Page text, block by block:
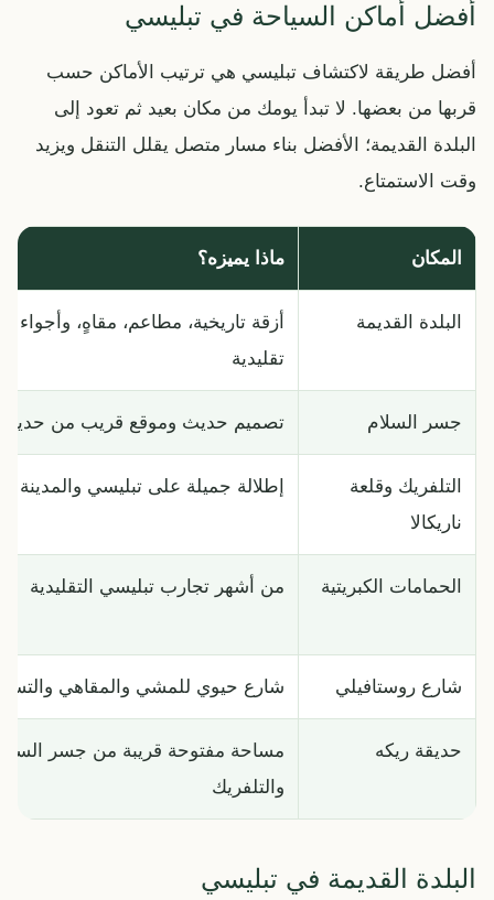
أفضل أماكن السياحة في تبليسي
أفضل طريقة لاكتشاف تبليسي هي ترتيب الأماكن حسب
قربها من بعضها. لا تبدأ يومك من مكان بعيد ثم تعود إلى
البلدة القديمة؛ الأفضل بناء مسار متصل يقلل التنقل ويزيد
وقت الاستمتاع.
المكان ماذا يميزه؟
البلدة القديمة
أزقة تاريخية، مطاعم، مقاهٍ، وأجواء
تقليدية
جسر السلام تصميم حديث وموقع قريب من
التلفريك وقلعة
ناريكالا
إطلالة جميلة على تبليسي والمدينة
الحمامات الكبريتية من أشهر تجارب تبليسي التقليدية
شارع روستافيلي شارع حيوي للمشي والمقاهي
حديقة ريكه
مساحة مفتوحة قريبة من جسر
والتلفريك
البلدة القديمة في تبليسي